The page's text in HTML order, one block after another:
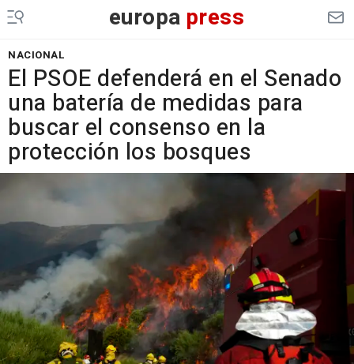
europa press
NACIONAL
El PSOE defenderá en el Senado
una batería de medidas para
buscar el consenso en la
protección los bosques